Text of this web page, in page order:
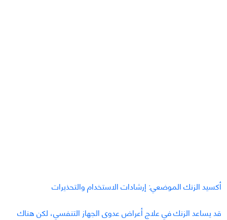
أكسيد الزنك الموضعي: إرشادات الاستخدام والتحذيرات
قد يساعد الزنك في علاج أعراض عدوى الجهاز التنفسي، لكن هناك